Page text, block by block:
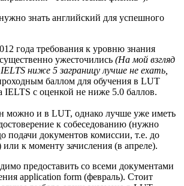
знать английский для успешного
года требования к уровню знания
ужесточились (На мой взгляд
ниже 5 заграницу лучше не ехать,
баллом для обучения в LUT
IELTS с оценкой не ниже 5.0 баллов.
можно и в LUT, однако лучше уже иметь
к собеседованию (нужно
подачи документов комиссии, т.е. до
к моменту зачисления (в апреле).
предоставить со всеми документами
application form (февраль). Стоит